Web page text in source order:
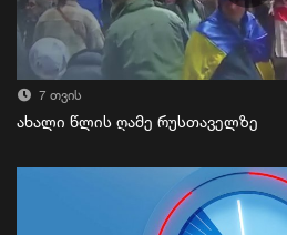
7 თვის
ახალი წლის ღამე რუსთაველზე